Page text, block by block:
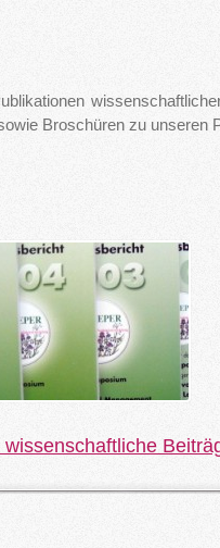
Broschüren zu unseren